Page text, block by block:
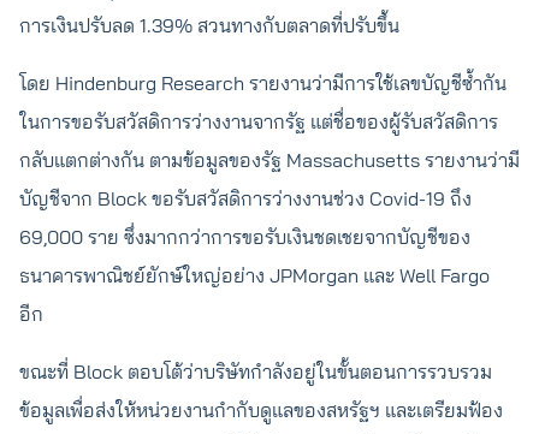
การเงินปรับลด 1.39% สวนทางกับตลาดที่ปรับขึ้น
โดย Hindenburg Research รายงานว่ามีการใช้เลขบัญชีซ้ำกัน
ในการขอรับสวัสดิการว่างงานจากรัฐ แต่ชื่อของผู้รับสวัสดิการ
กลับแตกต่างกัน ตามข้อมูลของรัฐ Massachusetts รายงานว่ามี
บัญชีจาก Block ขอรับสวัสดิการว่างงานช่วง Covid-19 ถึง
69,000 ราย ซึ่งมากกว่าการขอรับเงินชดเชยจากบัญชีของ
ธนาคารพาณิชย์ยักษ์ใหญ่อย่าง JPMorgan และ Well Fargo
อีก
ขณะที่ Block ตอบโต้ว่าบริษัทกำลังอยู่ในขั้นตอนการรวบรวม
ข้อมูลเพื่อส่งให้หน่วยงานกำกับดูแลของสหรัฐฯ และเตรียมฟ้อง